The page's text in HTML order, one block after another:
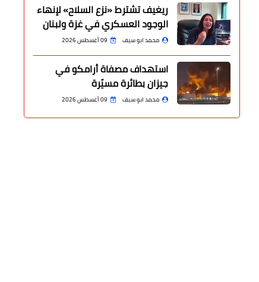
ريغيف تشترط «نزع السلاح» لإنهاء
الوجود العسكري في غزة ولبنان
محمد ابو سيف 09 أغسطس 2026
استهداف مصفاة أرامكو في
جيزان بطائرة مسيّرة
محمد ابو سيف 09 أغسطس 2026